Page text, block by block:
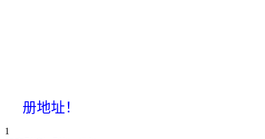
册地址！
1